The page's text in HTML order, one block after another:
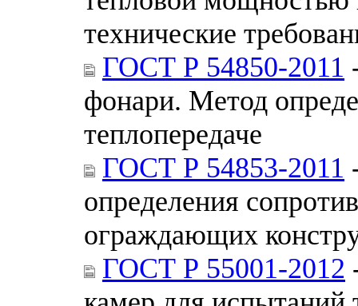
технические
ГОСТ Р 54850-2011
фонари. Метод
теплопередаче
ГОСТ Р 54853-2011
определения
ограждающих
ГОСТ Р 55001-2012